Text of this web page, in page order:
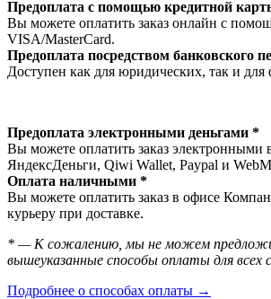
Предоплата с помощью кредитной
Вы можете оплатить заказ онлайн с
VISA/MasterСard.
Предоплата посредством банковского
Доступен как для юридических, так и для
Предоплата электронными деньгами *
Вы можете оплатить заказ электронными
ЯндексДеньги, Qiwi Wallet, Paypal и
Оплата наличными *
Вы можете оплатить заказ в офисе
курьеру при доставке.
* — К сожалению, мы не можем
вышеуказанные способы оплаты для всех
Подробнее о способах оплаты →